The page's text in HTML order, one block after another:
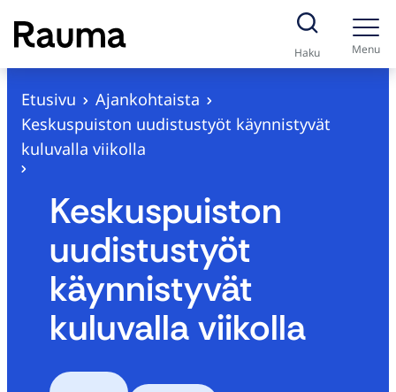
S
i
Haku Menu
Etusivu
Ajankohtaista
Keskuspuiston uudistustyöt käynnistyvät
kuluvalla viikolla
Keskuspuiston
uudistustyöt
käynnistyvät
kuluvalla viikolla